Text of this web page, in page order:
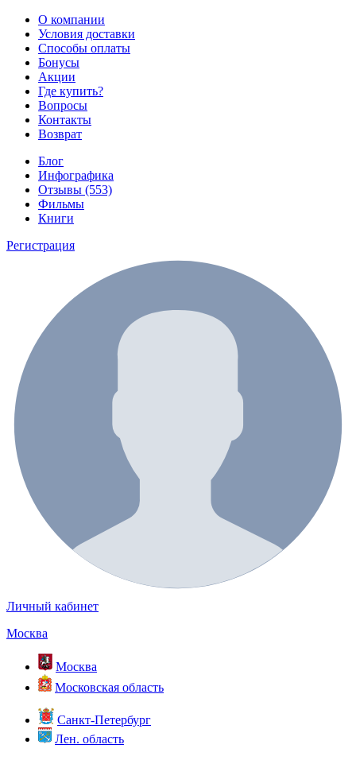
О компании
Условия доставки
Способы оплаты
Бонусы
Акции
Где купить?
Вопросы
Контакты
Возврат
Блог
Инфографика
Отзывы (553)
Фильмы
Книги
Регистрация
Личный кабинет
Москва
Москва
Московская область
Санкт-Петербург
Лен. область